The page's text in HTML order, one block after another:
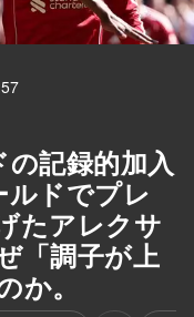
記録的加入
ドでプレ
たアレクサ
「調子が上
か。